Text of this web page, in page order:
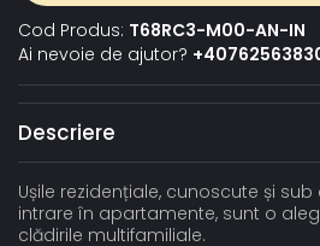
Cod Produs: T68RC3-M00-AN-IN
Ai nevoie de ajutor?
Descriere
Ușile rezidențiale, cunoscute și
intrare în apartamente, sunt o
clădirile multifamiliale.